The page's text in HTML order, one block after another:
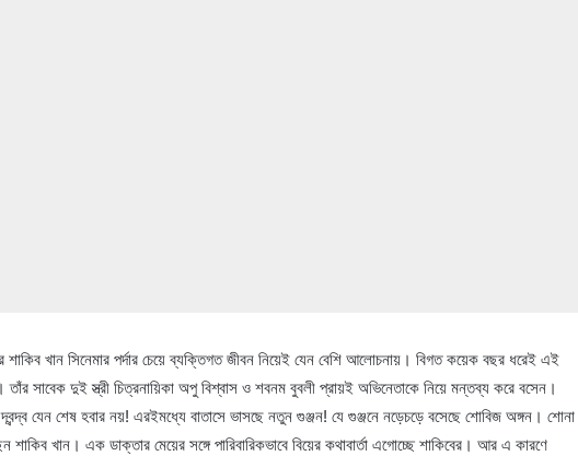
শাকিব খান সিনেমার পর্দার চেয়ে ব্যক্তিগত জীবন নিয়েই যেন বেশি আলোচনায়। বিগত কয়েক বছর ধরেই এই
তাঁর সাবেক দুই স্ত্রী চিত্রনায়িকা অপু বিশ্বাস ও শবনম বুবলী প্রায়ই অভিনেতাকে নিয়ে মন্তব্য করে বসেন।
যেন শেষ হবার নয়! এরইমধ্যে বাতাসে ভাসছে নতুন গুঞ্জন! যে গুঞ্জনে নড়েচড়ে বসেছে শোবিজ অঙ্গন। শোনা
শাকিব খান। এক ডাক্তার মেয়ের সঙ্গে পারিবারিকভাবে বিয়ের কথাবার্তা এগোচ্ছে শাকিবের। আর এ কারণে